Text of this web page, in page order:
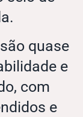
quase
e
com
e